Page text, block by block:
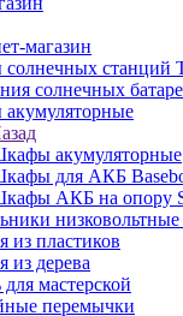
магазин
станций
солнечных
акумуляторные
для АКБ
АКБ на опору
из пластиков
из дерева
мастерской
перемычки